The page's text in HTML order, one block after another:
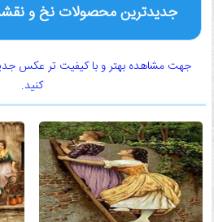
جدیدترین محصولات نخ و
جهت مشاهده بهتر و با کیفیت تر عکس
کنید.